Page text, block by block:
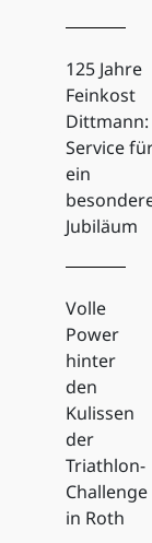
125 Jahre
Feinkost
Dittmann:
Service
ein
Jubiläum
Volle
Power
hinter
den
Kulissen
der
Triathlon-
Challenge
in Roth